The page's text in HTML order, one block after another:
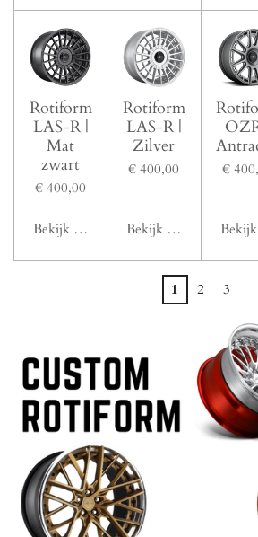
Rotiform
LAS-R |
Mat
zwart
€ 400,00
Bekijk details
Rotiform
LAS-R |
Zilver
€ 400,00
Bekijk details
€
Bekijk
1 2 3